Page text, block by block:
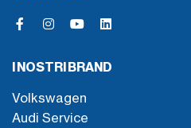
I NOSTRI BRAND
Volkswagen
Audi Service